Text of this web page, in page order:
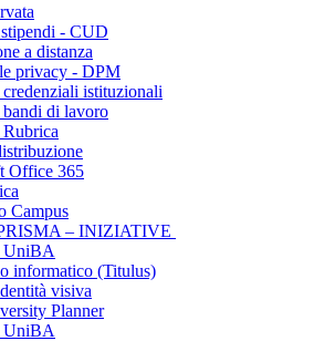
- CUD
a distanza
privacy - DPM
credenziali istituzionali
bandi di lavoro
Office 365
Campus
– INIZIATIVE
UniBA
informatico (Titulus)
visiva
Planner
UniBA